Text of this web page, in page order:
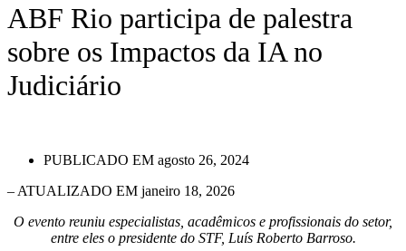
ABF Rio participa de palestra
sobre os Impactos da IA no
Judiciário
PUBLICADO EM agosto 26, 2024
– ATUALIZADO EM janeiro 18, 2026
O evento reuniu especialistas, acadêmicos e profissionais do setor,
entre eles o presidente do STF, Luís Roberto Barroso.